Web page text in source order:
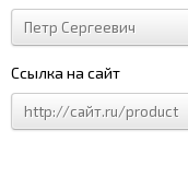
Ссылка на сайт